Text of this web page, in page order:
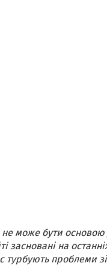
може бути основою
засновані на
проблеми